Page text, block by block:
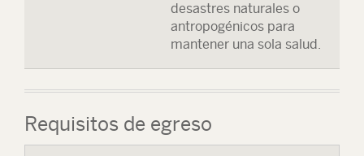
desastres naturales o
antropogénicos para
mantener una sola salud.
Requisitos de egreso